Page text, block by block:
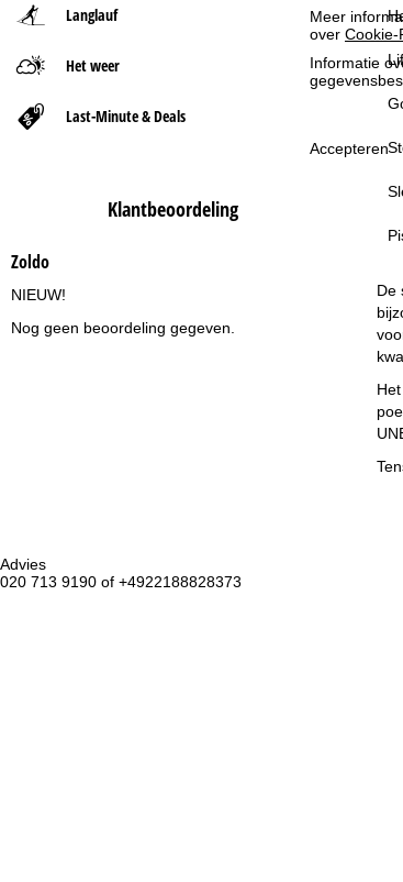
Meer
over Cookie-
Informatie
Accepteren
Advies
020 713 9190 of +4922188828373
Langlauf
Het weer
Last-Minute & Deals
Klantbeoordeling
Zoldo
NIEUW!
Nog geen beoordeling gegeven.
De